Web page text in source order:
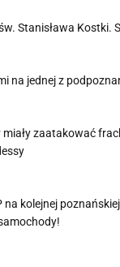
Stanisława Kostki.
na jednej z
miały zaatakować
kolejnej